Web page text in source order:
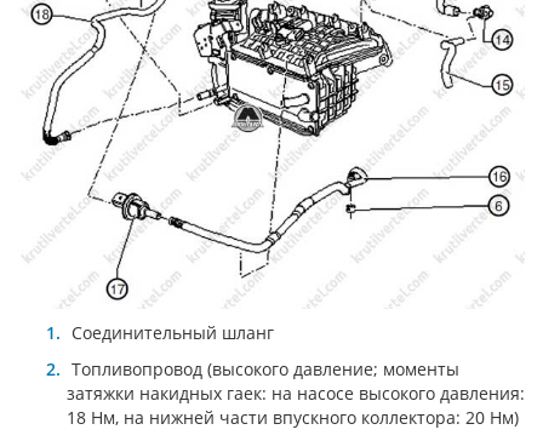
Соединительный шланг
Топливопровод (высокого давление; моменты
затяжки накидных гаек: на насосе высокого давления:
18 Нм, на нижней части впускного коллектора: 20 Нм)